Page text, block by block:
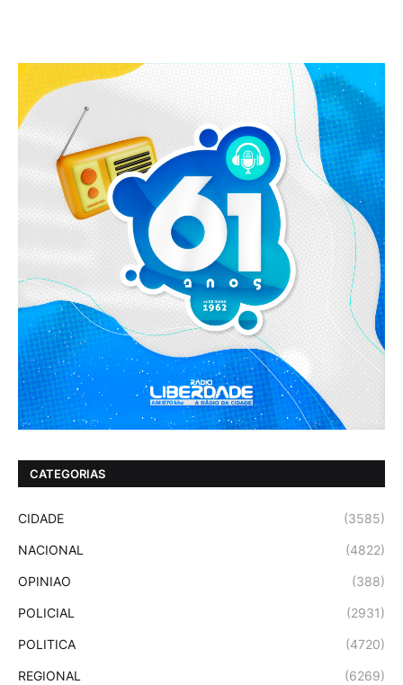
CATEGORIAS
CIDADE (3585)
NACIONAL (4822)
OPINIAO (388)
POLICIAL (2931)
POLITICA (4720)
REGIONAL (6269)